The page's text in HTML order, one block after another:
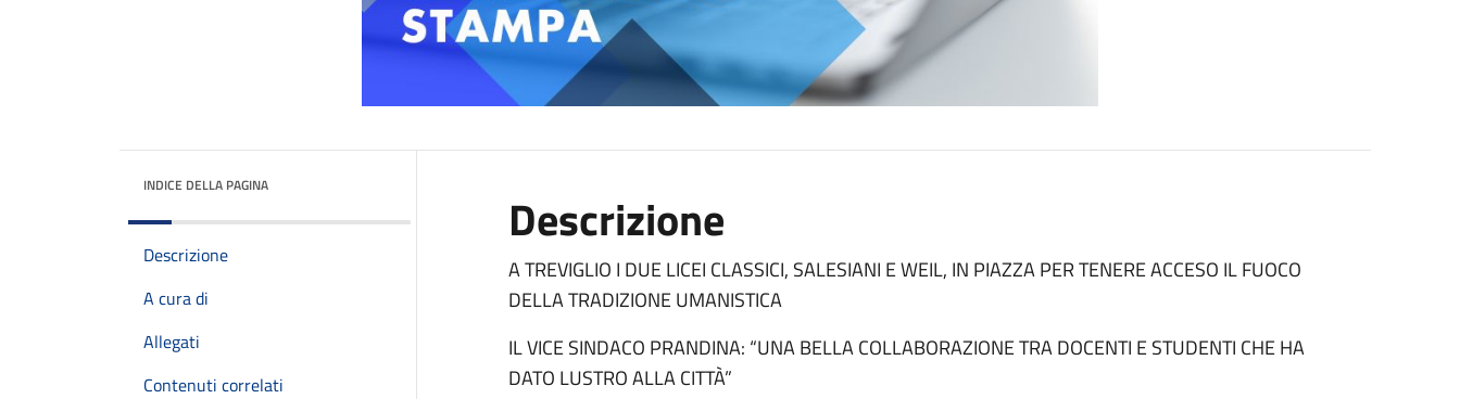
INDICE DELLA PAGINA
Descrizione
A cura di
Allegati
Contenuti correlati
Descrizione
A TREVIGLIO I DUE LICEI CLASSICI, SALESIANI E WEIL, IN PIAZZA PER TENERE ACCESO IL FUOCO
DELLA TRADIZIONE UMANISTICA
IL VICE SINDACO PRANDINA: “UNA BELLA COLLABORAZIONE TRA DOCENTI E STUDENTI CHE HA
DATO LUSTRO ALLA CITTÀ”